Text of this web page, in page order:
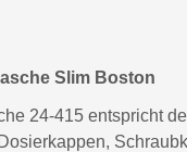
Slim Boston
24-415 entspricht